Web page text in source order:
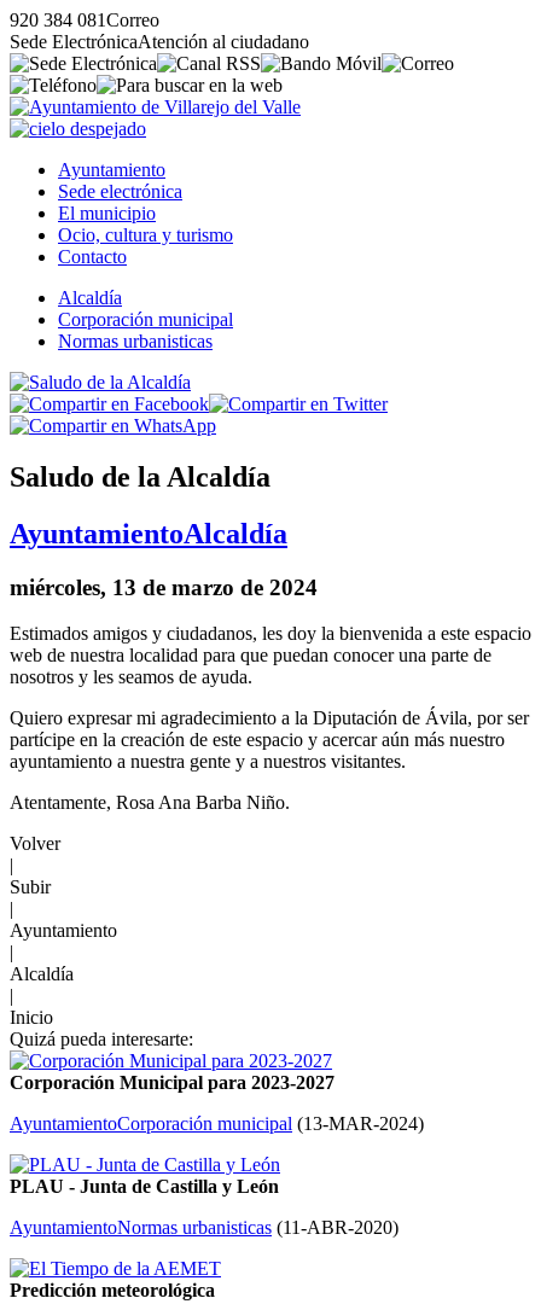
920 384 081Correo
Sede ElectrónicaAtención al ciudadano
Ayuntamiento
Sede electrónica
El municipio
Ocio, cultura y turismo
Contacto
Alcaldía
Corporación municipal
Normas urbanisticas
Saludo de la Alcaldía
AyuntamientoAlcaldía
miércoles, 13 de marzo de 2024
Estimados amigos y ciudadanos, les doy la bienvenida a este espacio
web de nuestra localidad para que puedan conocer una parte de
nosotros y les seamos de ayuda.
Quiero expresar mi agradecimiento a la Diputación de Ávila, por ser
partícipe en la creación de este espacio y acercar aún más nuestro
ayuntamiento a nuestra gente y a nuestros visitantes.
Atentamente, Rosa Ana Barba Niño.
Volver
|
Subir
|
Ayuntamiento
|
Alcaldía
|
Inicio
Quizá pueda interesarte:
Corporación Municipal para 2023-2027
AyuntamientoCorporación municipal (13-MAR-2024)
PLAU - Junta de Castilla y León
AyuntamientoNormas urbanisticas (11-ABR-2020)
Predicción meteorológica